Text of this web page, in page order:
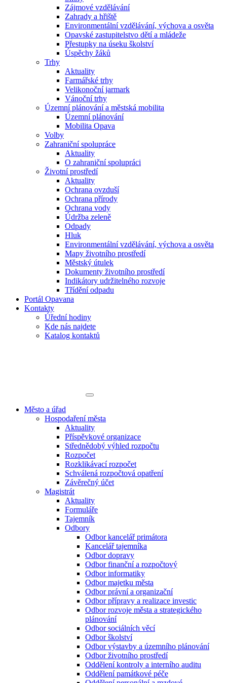
Zájmové vzdělávání
Zahrady a hřiště
Environmentální vzdělávání, výchova a osvěta
Opavské zastupitelstvo dětí a mládeže
Přestupky na úseku školství
Úspěchy žáků
Trhy
Aktuality
Farmářské trhy
Velikonoční jarmark
Vánoční trhy
Územní plánování a městská mobilita
Územní plánování
Mobilita Opava
Volby
Zahraniční spolupráce
Aktuality
O zahraniční spolupráci
Životní prostředí
Aktuality
Ochrana ovzduší
Ochrana přírody
Ochrana vody
Údržba zeleně
Odpady
Hluk
Environmentální vzdělávání, výchova a osvěta
Mapy životního prostředí
Městský útulek
Dokumenty životního prostředí
Indikátory udržitelného rozvoje
Třídění odpadu
Portál Opavana
Kontakty
Úřední hodiny
Kde nás najdete
Katalog kontaktů
Město a úřad
Hospodaření města
Aktuality
Příspěvkové organizace
Střednědobý výhled rozpočtu
Rozpočet
Rozklikávací rozpočet
Schválená rozpočtová opatření
Závěrečný účet
Magistrát
Aktuality
Formuláře
Tajemník
Odbory
Odbor kancelář primátora
Kancelář tajemníka
Odbor dopravy
Odbor finanční a rozpočtový
Odbor informatiky
Odbor majetku města
Odbor právní a organizační
Odbor přípravy a realizace investic
Odbor rozvoje města a strategického
plánování
Odbor sociálních věcí
Odbor školství
Odbor výstavby a územního plánování
Odbor životního prostředí
Oddělení kontroly a interního auditu
Oddělení památkové péče